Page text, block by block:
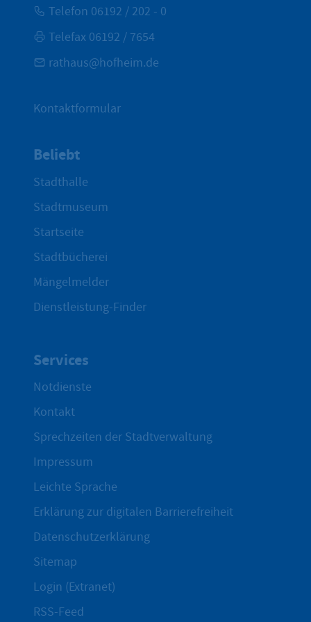
Telefon 06192 / 202 - 0
Telefax 06192 / 7654
rathaus@hofheim.de
Kontaktformular
Beliebt
Stadthalle
Stadtmuseum
Startseite
Stadtbücherei
Mängelmelder
Dienstleistung-Finder
Services
Notdienste
Kontakt
Sprechzeiten der Stadtverwaltung
Impressum
Leichte Sprache
Erklärung zur digitalen Barrierefreiheit
Datenschutzerklärung
Sitemap
Login (Extranet)
RSS-Feed